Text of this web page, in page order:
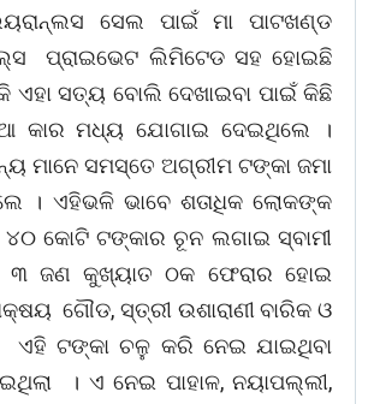
ସେଲ ପାଇଁ ମା ପାଟଖଣ୍ଡ
ପ୍ରାଇଭେଟ ଲିମିଟେଡ ସହ ହୋଇଛି
ଏହା ସତ୍ୟ ବୋଲି ଦେଖାଇବା ପାଇଁ କିଛି
କାର ମଧ୍ୟ ଯୋଗାଇ ଦେଇଥିଲେ ।
ମାନେ ସମସ୍ତେ ଅଗ୍ରୀମ ଟଙ୍କା ଜମା
। ଏହିଭଳି ଭାବେ ଶତାଧିକ ଲୋକଙ୍କ
୪୦ କୋଟି ଟଙ୍କାର ଚୂନ ଲଗାଇ ସ୍ବାମୀ
୩ ଜଣ କୁଖ୍ୟାତ ଠକ ଫେରାର ହୋଇ
ଗୌଡ, ସ୍ତ୍ରୀ ଉଶାରାଣୀ ବାରିକ ଓ
ଏହି ଟଙ୍କା ଚଳୁ କରି ନେଇ ଯାଇଥିବା
। ଏ ନେଇ ପାହାଳ, ନୟାପଲ୍ଲୀ,